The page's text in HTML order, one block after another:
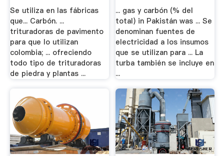
Se utiliza en las fábricas
que... Carbón. ...
trituradoras de pavimento
para que lo utilizan
colombia; ... ofreciendo
todo tipo de trituradoras
de piedra y plantas ...
... gas y carbón (% del
total) in Pakistán was ... Se
denominan fuentes de
electricidad a los insumos
que se utilizan para ... La
turba también se incluye en
...